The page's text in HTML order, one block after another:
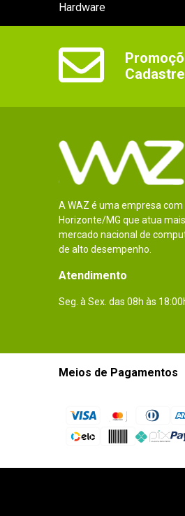
Hardware
A WAZ é uma empresa com
Horizonte/MG que atua
mercado nacional de
de alto desempenho.
Atendimento
Seg. à Sex. das 08h às
Meios de Pagamentos